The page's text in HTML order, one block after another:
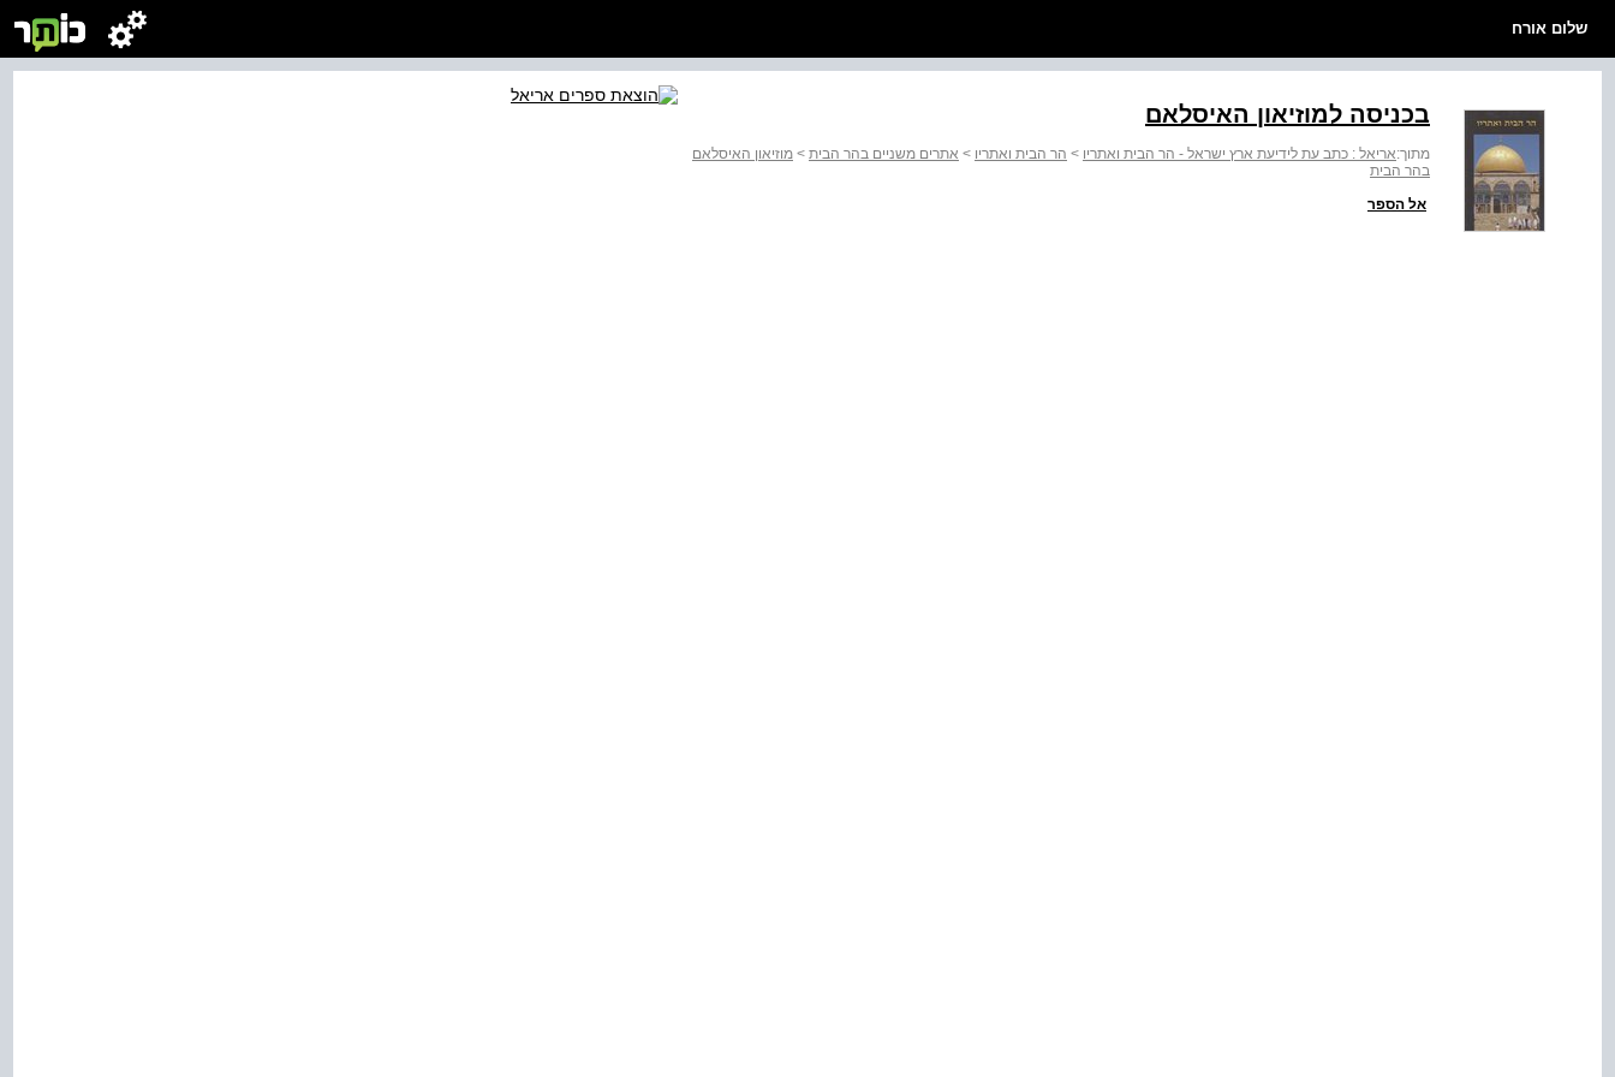
שלום אורח
בכניסה למוזיאון האיסלאם
מתוך:אריאל : כתב עת לידיעת ארץ ישראל - הר הבית ואתריו > הר הבית ואתריו > אתרים משניים בהר הבית > מוזיאון האיסלאם
בהר הבית
אל הספר